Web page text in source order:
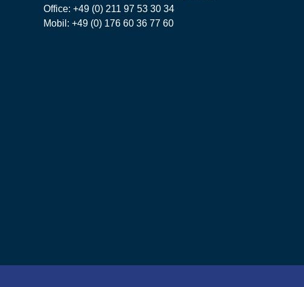
Office: +49 (0) 211 97 53 30 34
Mobil: +49 (0) 176 60 36 77 60